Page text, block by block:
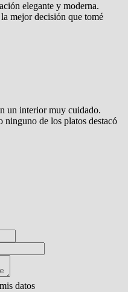
elegante y moderna.
mejor decisión que tomé
un interior muy cuidado.
ninguno de los platos destacó
datos